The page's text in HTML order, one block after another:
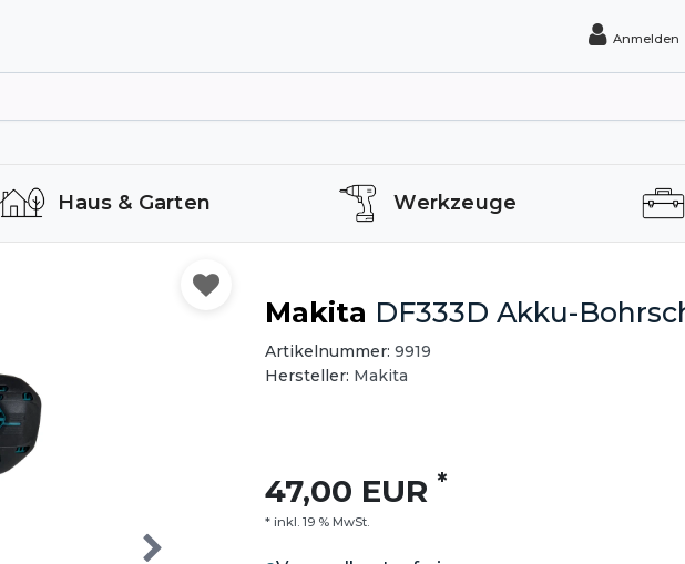
Anmelden
Haus & Garten Werkzeuge
Makita DF333D Akku-
Artikelnummer: 9919
Hersteller: Makita
47,00 EUR *
* inkl. 19 % MwSt.